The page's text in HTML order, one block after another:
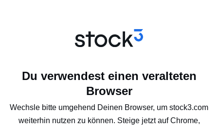
Du verwendest einen veralteten
Browser
Wechsle bitte umgehend Deinen Browser, um stock3.com
weiterhin nutzen zu können. Steige jetzt auf Chrome,